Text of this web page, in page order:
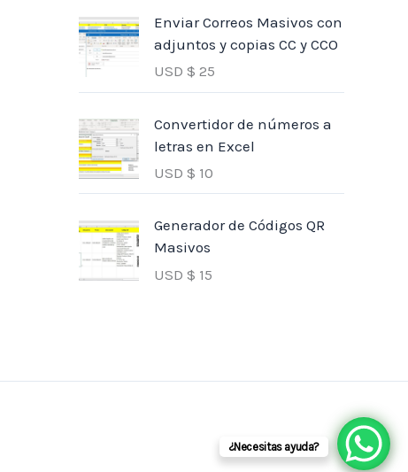
Enviar Correos Masivos con
adjuntos y copias CC y CCO
USD $ 25
Convertidor de números a
letras en Excel
USD $ 10
Generador de Códigos QR
Masivos
USD $ 15
¿Necesitas ayuda?